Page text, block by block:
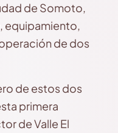
de Somoto,
equipamiento,
de dos
de estos dos
primera
de Valle El